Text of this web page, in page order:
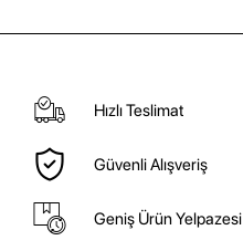
Hızlı Teslimat
Güvenli Alışveriş
Geniş Ürün Yelpazesi